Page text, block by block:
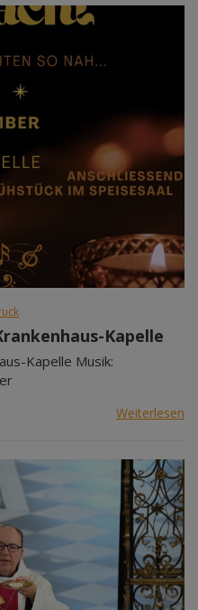
Kapelle
Kapelle Musik:
Weiterlesen